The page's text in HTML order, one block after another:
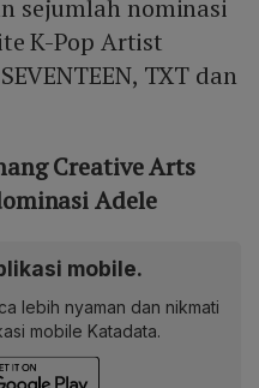
sejumlah nominasi
K-Pop Artist
TXT dan
Creative Arts
Adele
mobile.
lebih nyaman dan nikmati
mobile Katadata.